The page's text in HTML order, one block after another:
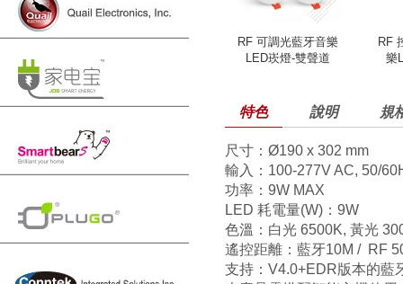
RF 可調光藍牙音樂
LED崁燈-雙聲道
RF
樂
特色 說明 規
尺寸： Ø190 x 302 mm
輸入：100-277V AC, 50/
功率：9W MAX
LED 耗電量(W)：9W
色溫：白光 6500K, 黃光
遙控距離：藍牙10M / RF
支持：V4.0+EDR版本的藍